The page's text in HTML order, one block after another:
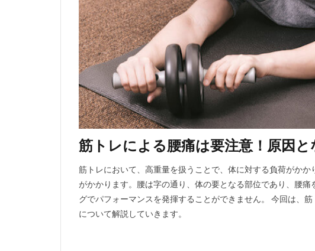
筋トレによる腰痛は要注意！原因
筋トレにおいて、高重量を扱うことで、体に対する負荷がか
がかかります。腰は字の通り、体の要となる部位であり、腰
グでパフォーマンスを発揮することができません。 今回は、
について解説していきます。